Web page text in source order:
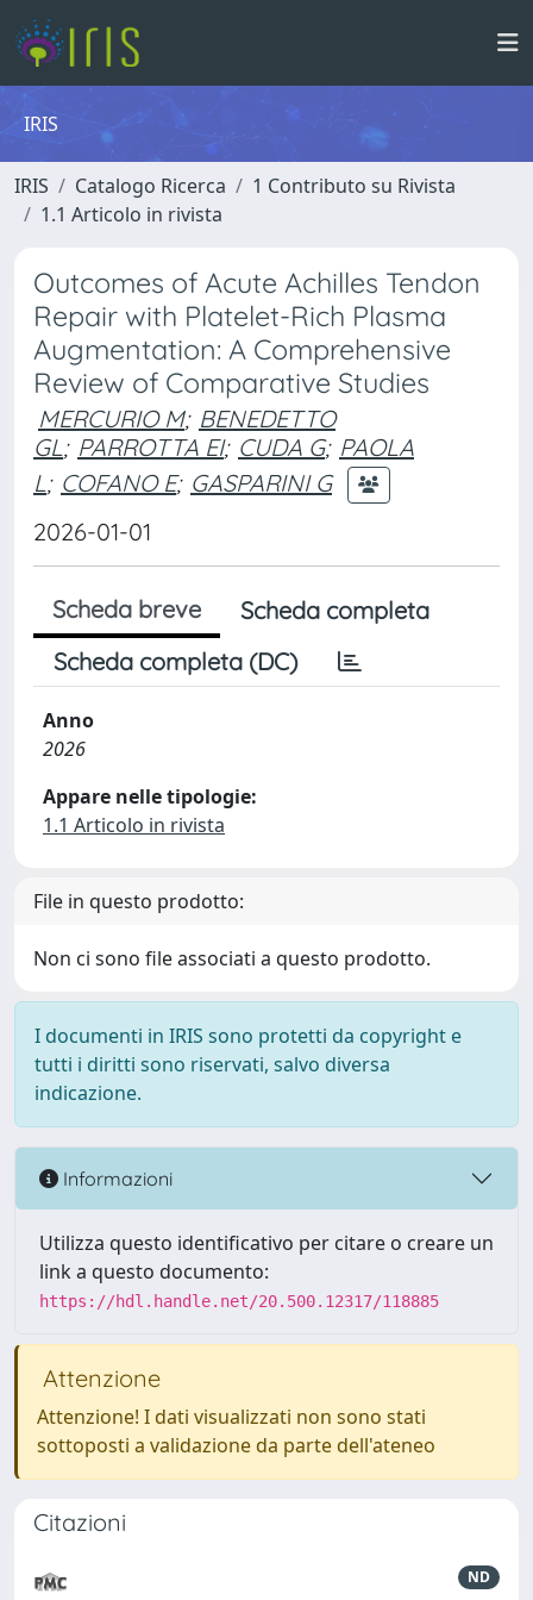
IRIS
IRIS Catalogo Ricerca
1 Contributo su Rivista
1.1 Articolo in rivista
Outcomes of Acute Achilles Tendon
Repair with Platelet-Rich Plasma
Augmentation: A Comprehensive
Review of Comparative Studies
MERCURIO M; BENEDETTO
GL; PARROTTA EI; CUDA G; PAOLA
L; COFANO E; GASPARINI G
2026-01-01
Scheda breve
Scheda completa
Scheda completa (DC)
Anno
2026
Appare nelle tipologie:
1.1 Articolo in rivista
File in questo prodotto:
Non ci sono file associati a questo prodotto.
I documenti in IRIS sono protetti da copyright e
tutti i diritti sono riservati, salvo diversa
indicazione.
Informazioni
Utilizza questo identificativo per citare o creare un
link a questo documento:
https://hdl.handle.net/20.500.12317/118885
Attenzione
Attenzione! I dati visualizzati non sono stati
sottoposti a validazione da parte dell'ateneo
Citazioni
ND